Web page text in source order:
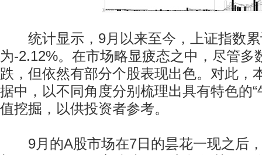
统计显示，9月以来至今，上证指数累
为-2.12%。在市场略显疲态之中，尽管多
跌，但依然有部分个股表现出色。对此，
据中，以不同角度分别梳理出具有特色的“
值挖掘，以供投资者参考。
9月的A股市场在7日的昙花一现之后